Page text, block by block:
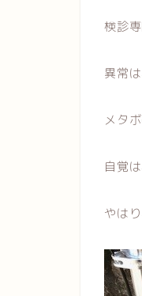
検診
異常
メタ
自覚
やは